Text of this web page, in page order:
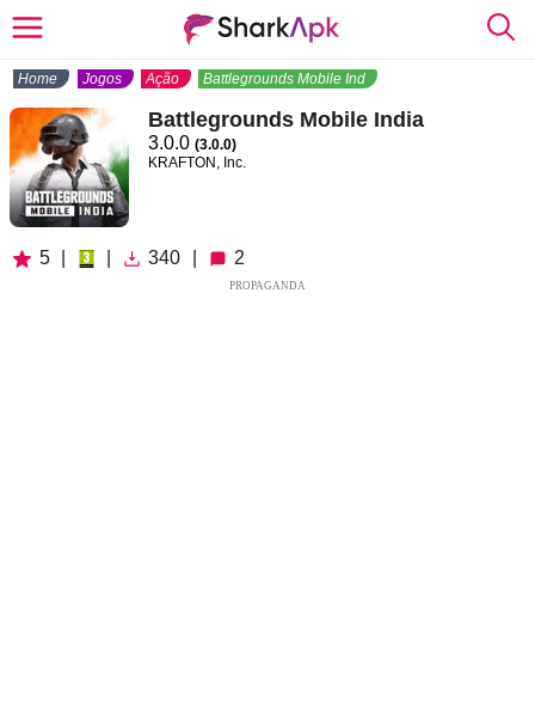
Home Jogos Ação Battlegrounds Mobile India
Battlegrounds Mobile India
3.0.0 (3.0.0)
KRAFTON, Inc.
5 340 2
PROPAGANDA